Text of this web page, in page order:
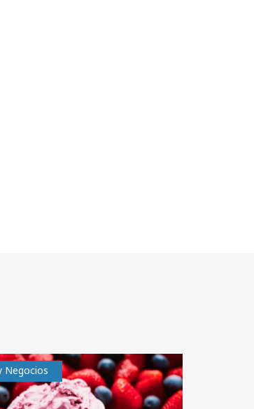
Negocios